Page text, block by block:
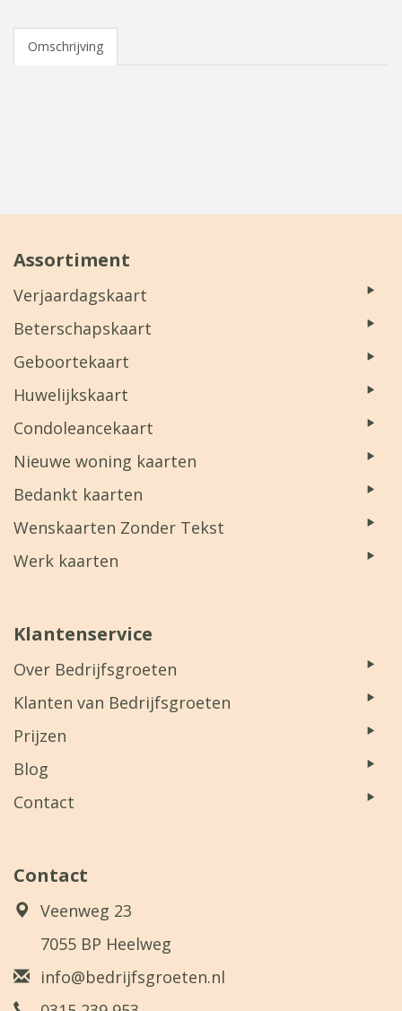
Omschrijving
Assortiment
Verjaardagskaart
Beterschapskaart
Geboortekaart
Huwelijkskaart
Condoleancekaart
Nieuwe woning kaarten
Bedankt kaarten
Wenskaarten Zonder Tekst
Werk kaarten
Klantenservice
Over Bedrijfsgroeten
Klanten van Bedrijfsgroeten
Prijzen
Blog
Contact
Contact
Veenweg 23
7055 BP Heelweg
info@bedrijfsgroeten.nl